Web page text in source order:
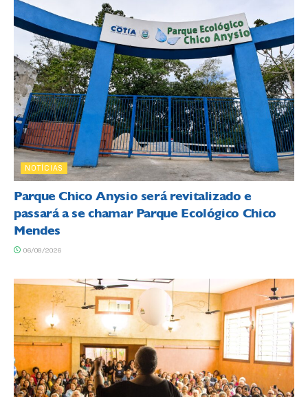
NOTÍCIAS
Parque Chico Anysio será revitalizado e
passará a se chamar Parque Ecológico Chico
Mendes
06/08/2026